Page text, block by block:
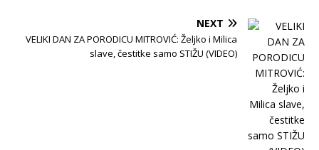
NEXT
VELIKI DAN ZA PORODICU MITROVIĆ: Željko i Milica
slave, čestitke samo STIŽU (VIDEO)